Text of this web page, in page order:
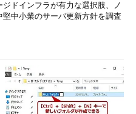
ドインフラが有力な選択肢、ノ
堅中小業のサーバ更新方針を調査